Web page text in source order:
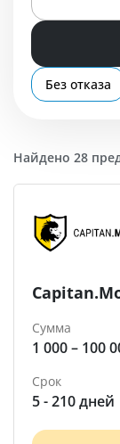
Без отказа
Найдено 28
Сумма
1 000 – 100
Срок
5 - 210 дней